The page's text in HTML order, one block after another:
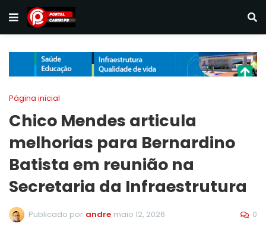
Página inicial
Chico Mendes articula
melhorias para Bernardino
Batista em reunião na
Secretaria da Infraestrutura
Publicado por andre maio 12, 2026 0